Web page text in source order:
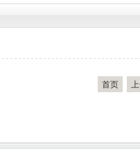
首页